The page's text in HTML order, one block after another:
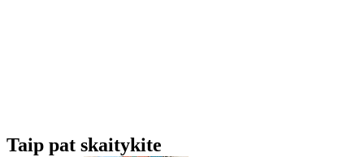
Taip pat skaitykite